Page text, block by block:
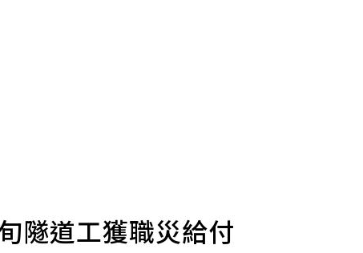
隧道工獲職災給付